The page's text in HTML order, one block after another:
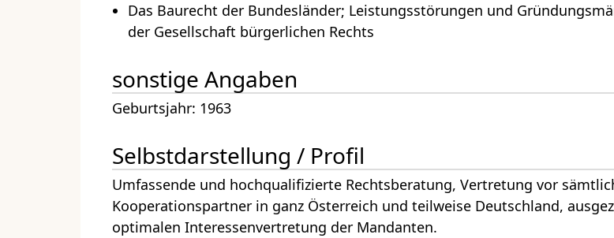
Das Baurecht der Bundesländer; Leistungsstörungen und
der Gesellschaft bürgerlichen Rechts
sonstige Angaben
Geburtsjahr: 1963
Selbstdarstellung / Profil
Umfassende und hochqualifizierte Rechtsberatung, Vertretung vor
Kooperationspartner in ganz Österreich und teilweise Deutschland,
optimalen Interessenvertretung der Mandanten.